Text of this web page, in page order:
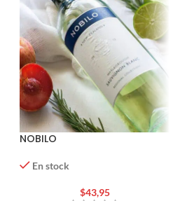
NOBILO
En stock
$43,95